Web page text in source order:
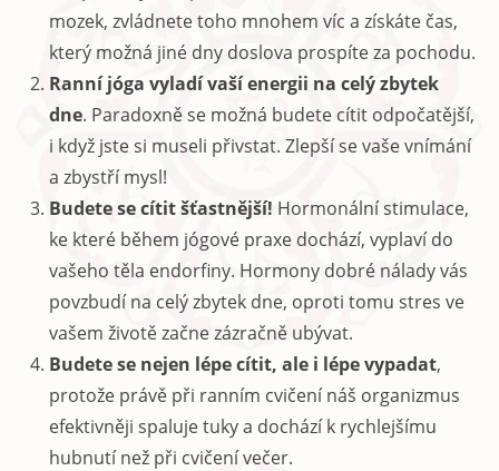
mozek, zvládnete toho mnohem víc a získáte čas,
který možná jiné dny doslova prospíte za pochodu.
Ranní jóga vyladí vaší energii na celý zbytek
dne. Paradoxně se možná budete cítit odpočatější,
i když jste si museli přivstat. Zlepší se vaše vnímání
a zbystří mysl!
Budete se cítit šťastnější! Hormonální stimulace,
ke které během jógové praxe dochází, vyplaví do
vašeho těla endorfiny. Hormony dobré nálady vás
povzbudí na celý zbytek dne, oproti tomu stres ve
vašem životě začne zázračně ubývat.
Budete se nejen lépe cítit, ale i lépe vypadat,
protože právě při ranním cvičení náš organizmus
efektivněji spaluje tuky a dochází k rychlejšímu
hubnutí než při cvičení večer.